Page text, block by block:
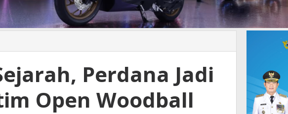
Perdana Jadi
Open Woodball